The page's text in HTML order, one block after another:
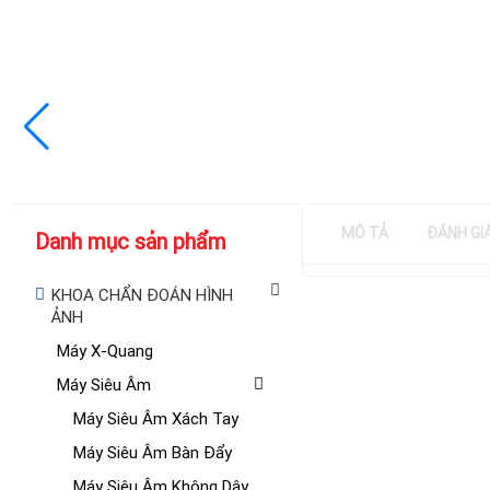
Danh mục sản phẩm
KHOA CHẨN ĐOÁN HÌNH
ẢNH
Máy X-Quang
Máy Siêu Âm
Máy Siêu Âm Xách Tay
Máy Siêu Âm Bàn Đẩy
Máy Siêu Âm Không Dây
MÔ TẢ ĐÁNH